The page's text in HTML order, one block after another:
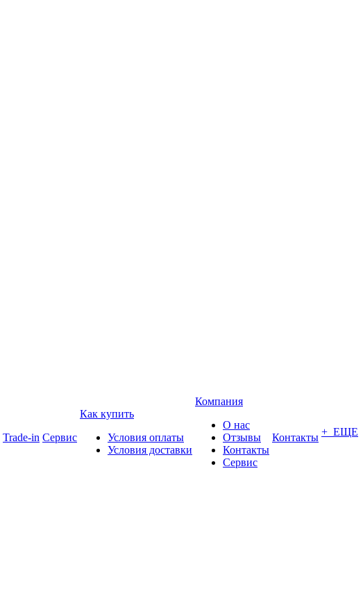
Trade-in Сервис
Как купить
Условия оплаты
Условия доставки
Компания
О нас
Отзывы
Контакты
Сервис
Контакты + ЕЩЕ